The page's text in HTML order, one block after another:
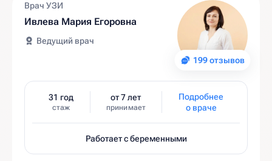
199 отзывов
Врач УЗИ
Ивлева Мария Егоровна
Ведущий врач
31 год
стаж
от 7 лет
принимает
Подробнее
о враче
Работает с беременными